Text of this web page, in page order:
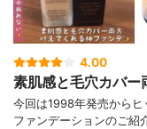
4.00
素肌感と毛穴カバー
今回は1998年発売から
ファンデーションのご